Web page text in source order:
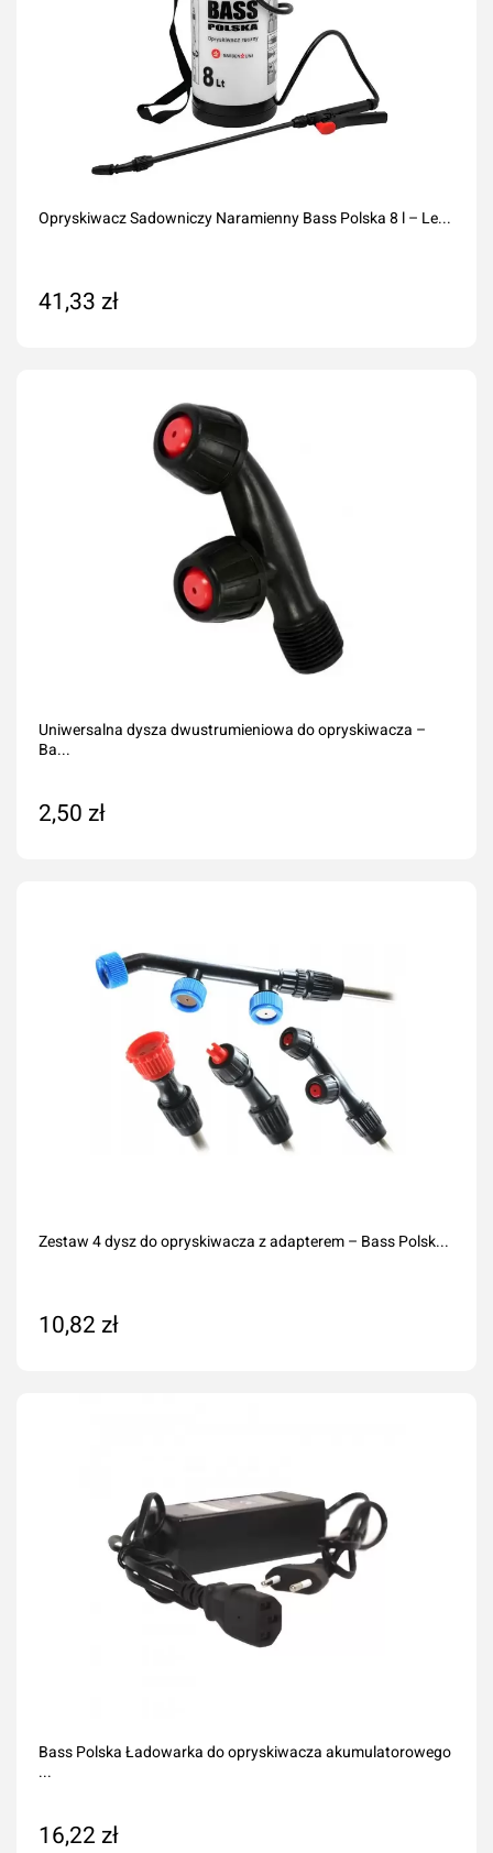
Opryskiwacz Sadowniczy Naramienny Bass Polska 8 l – Le...
41,33 zł
Uniwersalna dysza dwustrumieniowa do opryskiwacza –
Ba...
2,50 zł
Zestaw 4 dysz do opryskiwacza z adapterem – Bass Polsk...
10,82 zł
Bass Polska Ładowarka do opryskiwacza akumulatorowego
...
16,22 zł